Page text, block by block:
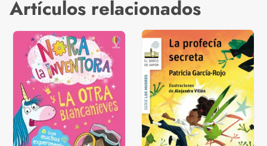
Artículos relacionados